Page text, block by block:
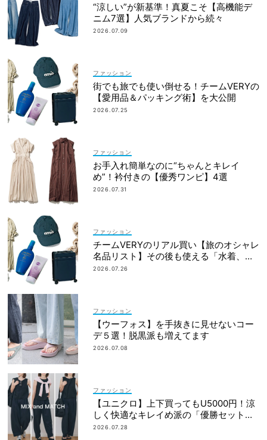
“涼しい”が新基準！真夏こそ【高機能デ
ニム7選】人気ブランドから続々
2026.07.09
ファッション
街でも旅でも使い倒せる！チームVERYの
【愛用品＆パッキング術】を大公開
2026.07.25
ファッション
お手入れ簡単なのに“ちゃんとキレイ
め”！衿付きの【優秀ワンピ】4選
2026.07.31
ファッション
チームVERYのリアル買い【旅のオシャレ
名品リスト】その後も使える「水着、バ
ッグ、UVアイテムetc.」！
2026.07.26
ファッション
【ウーフォス】を手抜きに見せないコー
デ５選！脱黒派も増えてます
2026.07.08
ファッション
【ユニクロ】上下買ってもU5000円！涼
しく快適なキレイめ派の「優勝セット」
は着回し力も
2026.07.28